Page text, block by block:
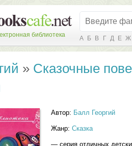
библиотека А Б В Г Д Е Ж
» Сказочные
Автор: Балл Георгий
Жанр: Сказка
— серия отличных